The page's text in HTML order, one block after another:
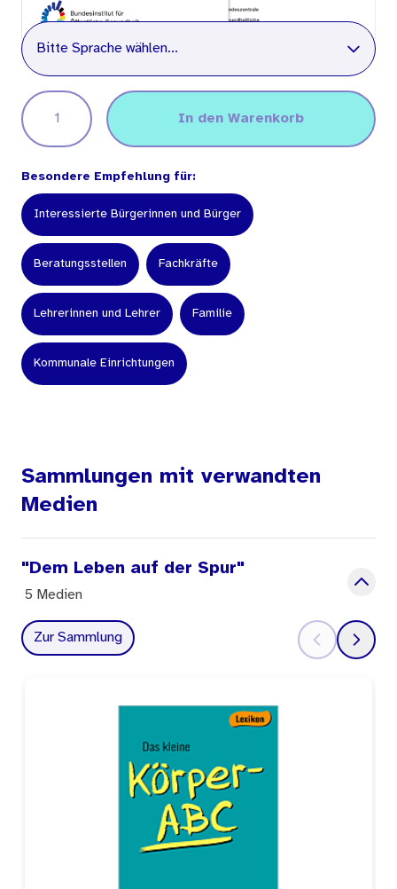
Sprache
Bitte Sprache wählen...
In den Warenkorb
Besondere Empfehlung für:
Interessierte Bürgerinnen und Bürger
Beratungsstellen Fachkräfte
Lehrerinnen und Lehrer Familie
Kommunale Einrichtungen
Sammlungen mit verwandten
Medien
"Dem Leben auf der Spur"
5 Medien
Zur Sammlung